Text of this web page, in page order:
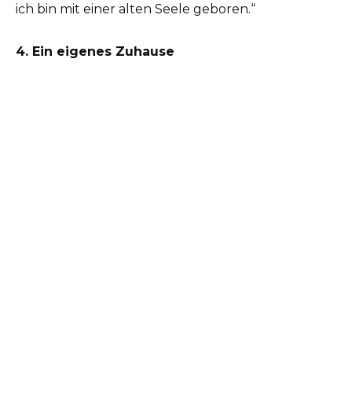
ich bin mit einer alten Seele geboren.“
4. Ein eigenes Zuhause